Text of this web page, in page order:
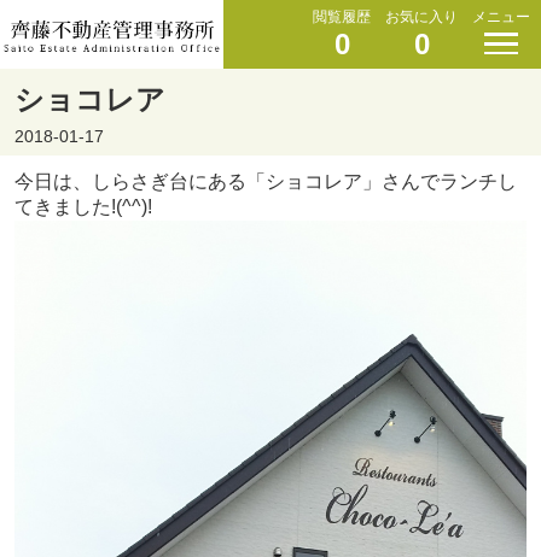
閲覧履歴
0
お気に入り
0
メニュー
ショコレア
2018-01-17
今日は、しらさぎ台にある「ショコレア」さんでランチし
てきました!(^^)!